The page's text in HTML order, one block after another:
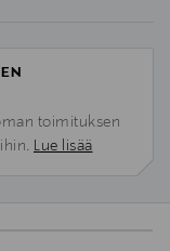
toimituksen
Lue lisää